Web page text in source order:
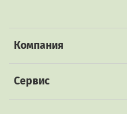
Компания
Сервис